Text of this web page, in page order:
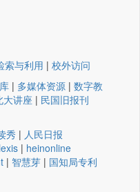
索与利用 | 校外访问
| 多媒体资源 | 数字教
大讲座 | 民国旧报刊
秀 | 人民日报
lexis | heinonline
| 智慧芽 | 国知局专利